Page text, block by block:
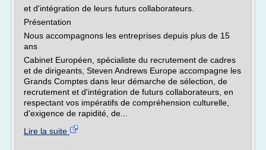
et d'intégration de leurs futurs collaborateurs.
Présentation
Nous accompagnons les entreprises depuis plus de 15
ans
Cabinet Européen, spécialiste du recrutement de cadres
et de dirigeants, Steven Andrews Europe accompagne les
Grands Comptes dans leur démarche de sélection, de
recrutement et d'intégration de futurs collaborateurs, en
respectant vos impératifs de compréhension culturelle,
d'exigence de rapidité, de...
Lire la suite